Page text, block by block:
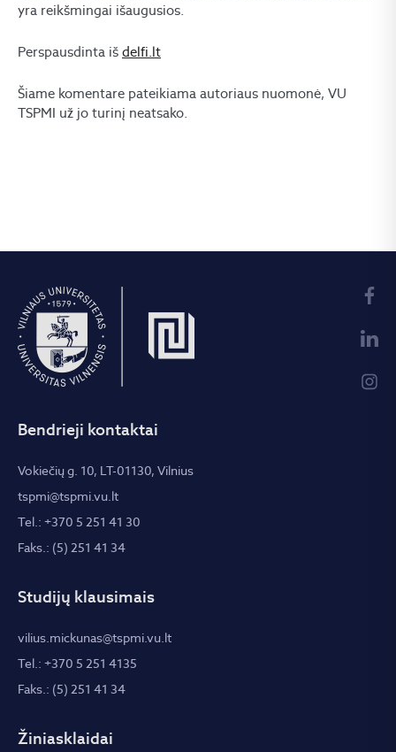
yra reikšmingai išaugusios.
Perspausdinta iš delfi.lt
Šiame komentare pateikiama autoriaus nuomonė, VU
TSPMI už jo turinį neatsako.
Bendrieji kontaktai
Vokiečių g. 10, LT-01130, Vilnius
tspmi@tspmi.vu.lt
Tel.: +370 5 251 41 30
Faks.: (5) 251 41 34
Studijų klausimais
vilius.mickunas@tspmi.vu.lt
Tel.: +370 5 251 4135
Faks.: (5) 251 41 34
Žiniasklaidai